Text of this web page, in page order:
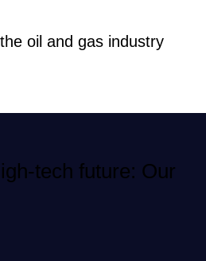
oil and gas industry
tech future: Our